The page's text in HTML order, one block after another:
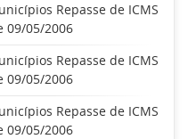
Repasse de ICMS
09/05/2006
Repasse de ICMS
09/05/2006
Repasse de ICMS
09/05/2006